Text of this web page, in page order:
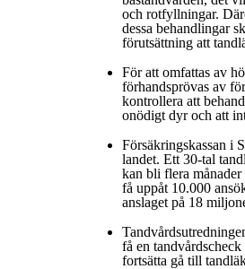
och rotfyllningar.
dessa behandlingar
förutsättning att
För att omfattas av
förhandsprövas av
kontrollera att
onödigt dyr och att
Försäkringskassan i
landet. Ett 30-tal
kan bli flera
få uppåt 10.000
anslaget på 18
få en
fortsätta gå till